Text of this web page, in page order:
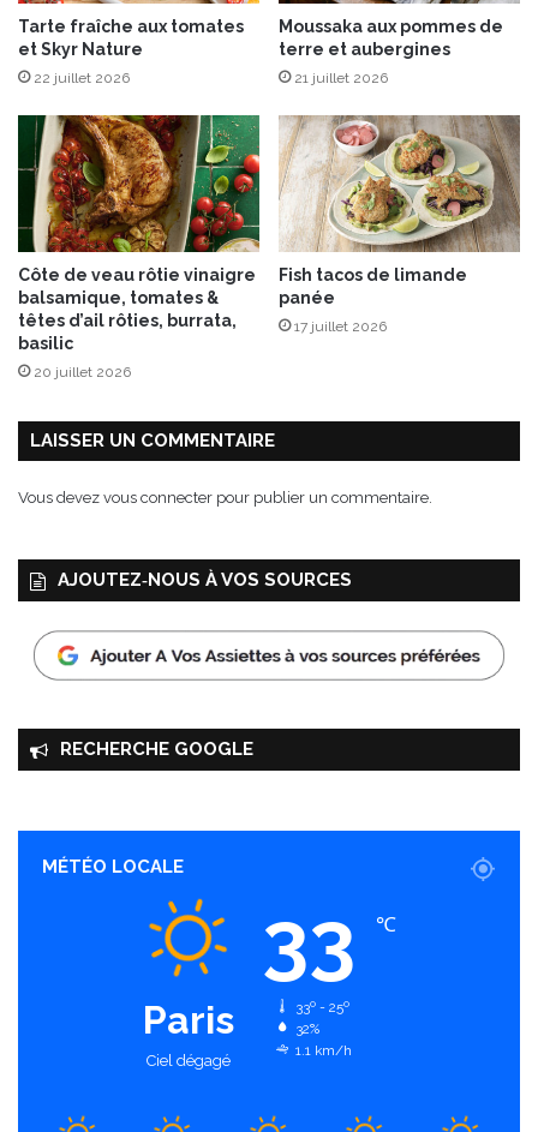
c
s
e
F
o
Tarte fraîche aux tomates
et Skyr Nature
22 juillet 2026
Moussaka aux pommes de
terre et aubergines
21 juillet 2026
Côte de veau rôtie vinaigre
balsamique, tomates &
têtes d’ail rôties, burrata,
basilic
20 juillet 2026
Fish tacos de limande
panée
17 juillet 2026
LAISSER UN COMMENTAIRE
Vous devez vous connecter pour publier un commentaire.
AJOUTEZ‑NOUS À VOS SOURCES
RECHERCHE GOOGLE
MÉTÉO LOCALE
Paris
Ciel dégagé
33 ℃
33º - 25º
32%
1.1 km/h